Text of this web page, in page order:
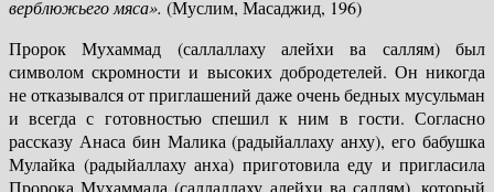
верблюжьего мяса». (Муслим, Масаджид, 196)
Пророк Мухаммад (саллаллаху алейхи ва саллям) был
символом скромности и высоких добродетелей. Он никогда
не отказывался от приглашений даже очень бедных мусульман
и всегда с готовностью спешил к ним в гости. Согласно
рассказу Анаса бин Малика (радыйаллаху анху), его бабушка
Мулайка (радыйаллаху анха) приготовила еду и пригласила
Пророка Мухаммада (саллаллаху алейхи ва саллям), который